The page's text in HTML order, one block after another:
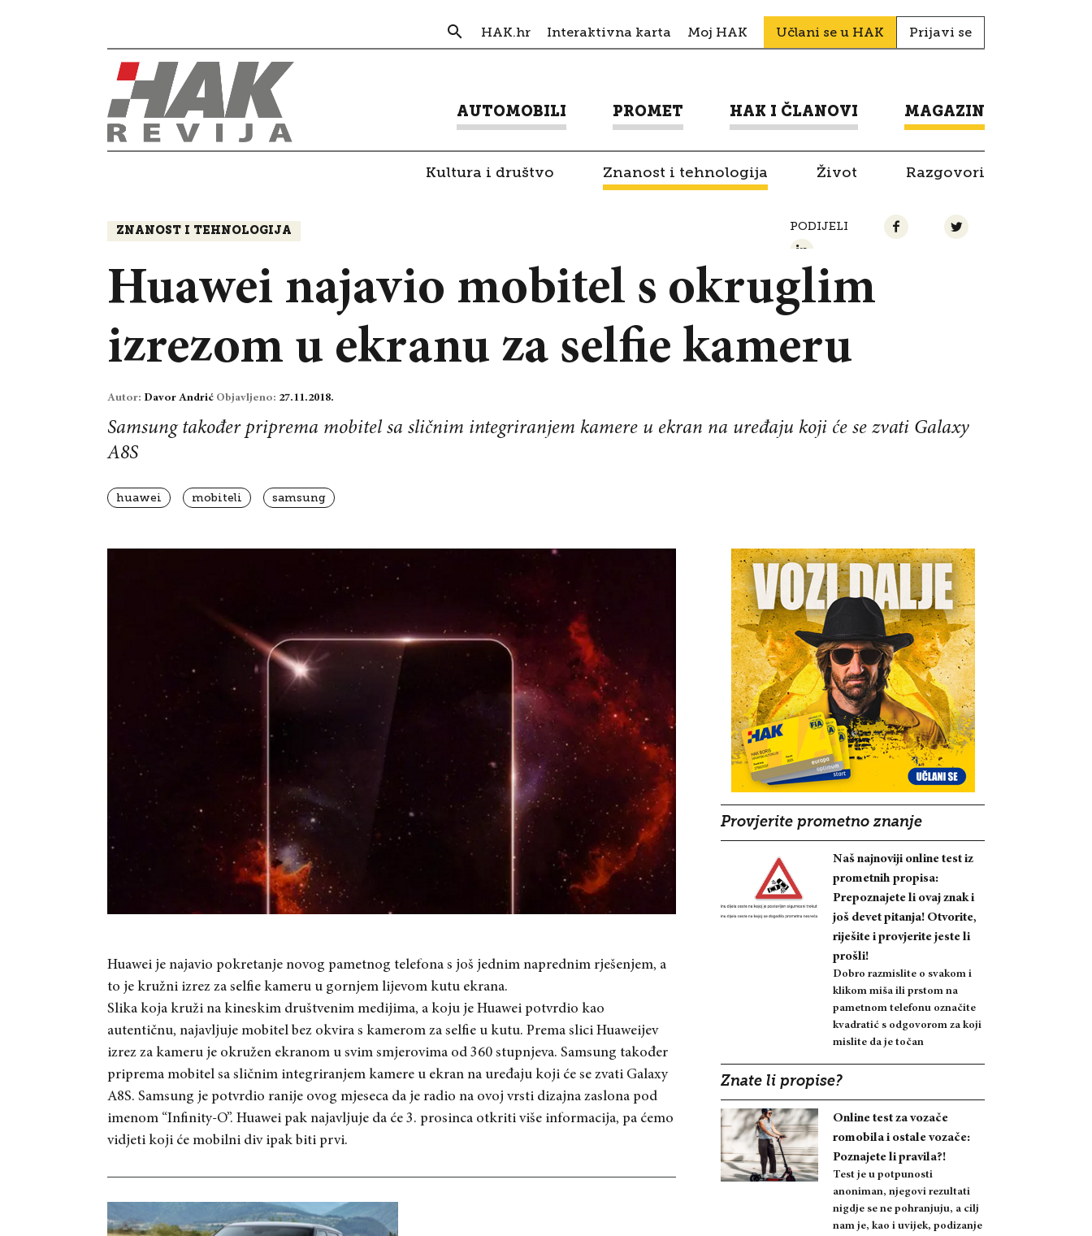
HAK.hr Interaktivna karta Moj HAK Učlani se u HAK Prijavi se
AUTOMOBILI PROMET HAK I ČLANOVI MAGAZIN
Kultura i društvo Znanost i tehnologija Život Razgovori
ZNANOST I TEHNOLOGIJA PODIJELI
Huawei najavio mobitel s okruglim
izrezom u ekranu za selfie kameru
Autor: Davor Andrić Objavljeno: 27.11.2018.
Samsung također priprema mobitel sa sličnim integriranjem kamere u ekran na uređaju koji će se zvati Galaxy
A8S
huawei mobiteli samsung
Huawei je najavio pokretanje novog pametnog telefona s još jednim naprednim rješenjem, a
to je kružni izrez za selfie kameru u gornjem lijevom kutu ekrana.
Slika koja kruži na kineskim društvenim medijima, a koju je Huawei potvrdio kao
autentičnu, najavljuje mobitel bez okvira s kamerom za selfie u kutu. Prema slici Huaweijev
izrez za kameru je okružen ekranom u svim smjerovima od 360 stupnjeva. Samsung također
priprema mobitel sa sličnim integriranjem kamere u ekran na uređaju koji će se zvati Galaxy
A8S. Samsung je potvrdio ranije ovog mjeseca da je radio na ovoj vrsti dizajna zaslona pod
imenom “Infinity-O”. Huawei pak najavljuje da će 3. prosinca otkriti više informacija, pa ćemo
vidjeti koji će mobilni div ipak biti prvi.
Provjerite prometno znanje
Naš najnoviji online test iz
prometnih propisa:
Prepoznajete li ovaj znak i
još devet pitanja! Otvorite,
riješite i provjerite jeste li
prošli!
Dobro razmislite o svakom i
klikom miša ili prstom na
pametnom telefonu označite
kvadratić s odgovorom za koji
mislite da je točan
Znate li propise?
Online test za vozače
romobila i ostale vozače:
Poznajete li pravila?!
Test je u potpunosti
anoniman, njegovi rezultati
nigdje se ne pohranjuju, a cilj
nam je, kao i uvijek, podizanje